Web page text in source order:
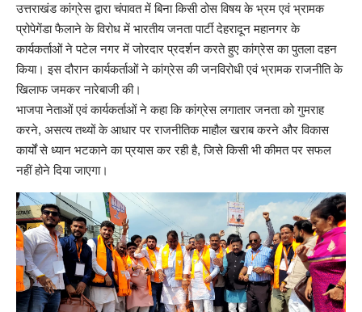
उत्तराखंड कांग्रेस द्वारा चंपावत में बिना किसी ठोस विषय के भ्रम एवं भ्रामक
प्रोपेगेंडा फैलाने के विरोध में भारतीय जनता पार्टी देहरादून महानगर के
कार्यकर्ताओं ने पटेल नगर में जोरदार प्रदर्शन करते हुए कांग्रेस का पुतला दहन
किया। इस दौरान कार्यकर्ताओं ने कांग्रेस की जनविरोधी एवं भ्रामक राजनीति के
खिलाफ जमकर नारेबाजी की।
भाजपा नेताओं एवं कार्यकर्ताओं ने कहा कि कांग्रेस लगातार जनता को गुमराह
करने, असत्य तथ्यों के आधार पर राजनीतिक माहौल खराब करने और विकास
कार्यों से ध्यान भटकाने का प्रयास कर रही है, जिसे किसी भी कीमत पर सफल
नहीं होने दिया जाएगा।